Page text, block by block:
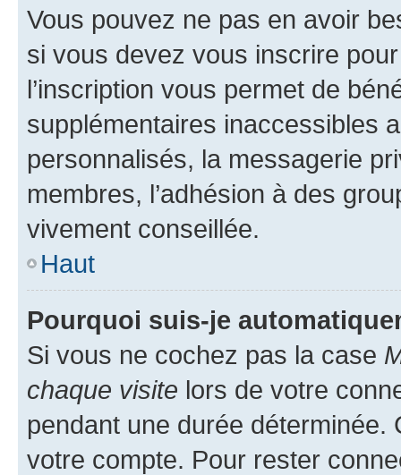
Vous pouvez ne pas en avoir
si vous devez vous inscrire
l’inscription vous permet de
supplémentaires inaccessibles
personnalisés, la messagerie
membres, l’adhésion à des
vivement conseillée.
Haut
Pourquoi suis-je
Si vous ne cochez pas la case
chaque visite lors de votre
pendant une durée déterminée.
votre compte. Pour rester